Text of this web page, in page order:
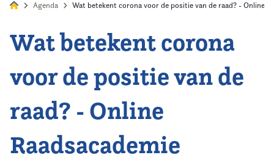
Home
Agenda
Nieuws
Opleiding
Agenda Wat betekent corona voor de positie van de raad? - Online
Wat betekent corona
voor de positie van de
raad? - Online
Raadsacademie